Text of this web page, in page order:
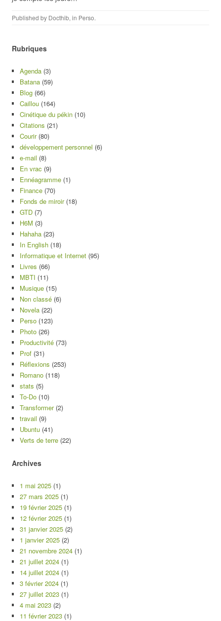
Published by Docthib, in Perso.
Rubriques
Agenda (3)
Batana (59)
Blog (66)
Caillou (164)
Cinétique du pékin (10)
Citations (21)
Courir(80)
développement personnel (6)
e-mail (8)
En vrac (9)
Ennéagramme (1)
Finance (70)
Fonds de miroir(18)
GTD (7)
H6M (3)
Hahaha (23)
In English (18)
Informatique et Internet (95)
Livres (66)
MBTI (11)
Musique (15)
Non classé (6)
Novela (22)
Perso (123)
Photo (26)
Productivité (73)
Prof (31)
Réflexions (253)
Romano (118)
stats (5)
To-Do (10)
Transformer(2)
travail (9)
Ubuntu (41)
Verts de terre (22)
Archives
1 mai 2025 (1)
27 mars 2025 (1)
19 février 2025 (1)
12 février 2025 (1)
31 janvier 2025 (2)
1 janvier 2025 (2)
21 novembre 2024 (1)
21 juillet 2024 (1)
14 juillet 2024 (1)
3 février 2024 (1)
27 juillet 2023 (1)
4 mai 2023 (2)
11 février 2023 (1)